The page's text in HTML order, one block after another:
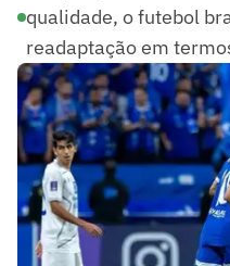
qualidade, o futebol
readaptação em